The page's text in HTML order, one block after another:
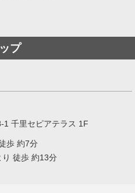
プ
1 千里セピアテラス 1F
歩 約7分
り 徒歩 約13分